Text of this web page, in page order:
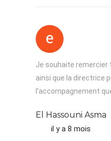
Je souhaite remercier
ainsi que la directrice
l’accompagnement
El Hassouni Asma
il y a 8 mois